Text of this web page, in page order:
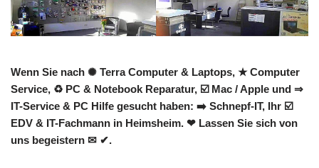
Wenn Sie nach ✺ Terra Computer & Laptops, ★ Computer
Service, ♻ PC & Notebook Reparatur, ☑️ Mac / Apple und ⇒
IT-Service & PC Hilfe gesucht haben: ➡️ Schnepf-IT, Ihr ☑️
EDV & IT-Fachmann in Heimsheim. ❤ Lassen Sie sich von
uns begeistern ✉ ✔.